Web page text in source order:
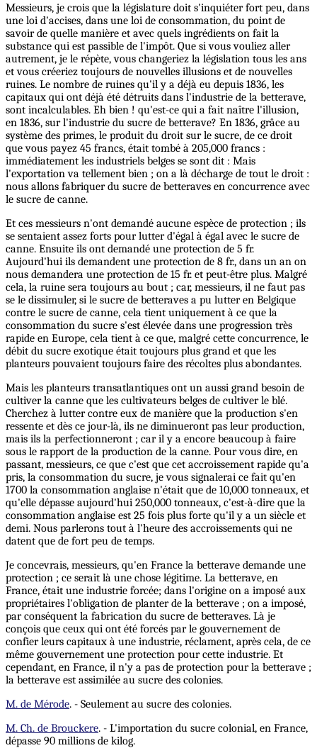
Messieurs, je crois que la législature doit s'inquiéter fort peu, dans
une loi d'accises, dans une loi de consommation, du point de
savoir de quelle manière et avec quels ingrédients on fait la
substance qui est passible de l'impôt. Que si vous vouliez aller
autrement, je le répète, vous changeriez la législation tous les ans
et vous créeriez toujours de nouvelles illusions et de nouvelles
ruines. Le nombre de ruines qu'il y a déjà eu depuis 1836, les
capitaux qui ont déjà été détruits dans l'industrie de la betterave,
sont incalculables. Eh bien ! qu'est-ce qui a fait naître l'illusion,
en 1836, sur l'industrie du sucre de betterave? En 1836, grâce au
système des primes, le produit du droit sur le sucre, de ce droit
que vous payez 45 francs, était tombé à 205,000 francs :
immédiatement les industriels belges se sont dit : Mais
l'exportation va tellement bien ; on a là décharge de tout le droit :
nous allons fabriquer du sucre de betteraves en concurrence avec
le sucre de canne.
Et ces messieurs n'ont demandé aucune espèce de protection ; ils
se sentaient assez forts pour lutter d'égal à égal avec le sucre de
canne. Ensuite ils ont demandé une protection de 5 fr.
Aujourd'hui ils demandent une protection de 8 fr., dans un an on
nous demandera une protection de 15 fr. et peut-être plus. Malgré
cela, la ruine sera toujours au bout ; car, messieurs, il ne faut pas
se le dissimuler, si le sucre de betteraves a pu lutter en Belgique
contre le sucre de canne, cela tient uniquement à ce que la
consommation du sucre s'est élevée dans une progression très
rapide en Europe, cela tient à ce que, malgré cette concurrence, le
débit du sucre exotique était toujours plus grand et que les
planteurs pouvaient toujours faire des récoltes plus abondantes.
Mais les planteurs transatlantiques ont un aussi grand besoin de
cultiver la canne que les cultivateurs belges de cultiver le blé.
Cherchez à lutter contre eux de manière que la production s'en
ressente et dès ce jour-là, ils ne diminueront pas leur production,
mais ils la perfectionneront ; car il y a encore beaucoup à faire
sous le rapport de la production de la canne. Pour vous dire, en
passant, messieurs, ce que c'est que cet accroissement rapide qu'a
pris, la consommation du sucre, je vous signalerai ce fait qu'en
1700 la consommation anglaise n'était que de 10,000 tonneaux, et
qu'elle dépasse aujourd'hui 250,000 tonneaux, c'est-à-dire que la
consommation anglaise est 25 fois plus forte qu'il y a un siècle et
demi. Nous parlerons tout à l'heure des accroissements qui ne
datent que de fort peu de temps.
Je concevrais, messieurs, qu'en France la betterave demande une
protection ; ce serait là une chose légitime. La betterave, en
France, était une industrie forcée; dans l'origine on a imposé aux
propriétaires l'obligation de planter de la betterave ; on a imposé,
par conséquent la fabrication du sucre de betteraves. Là je
conçois que ceux qui ont été forcés par le gouvernement de
confier leurs capitaux à une industrie, réclament, après cela, de ce
même gouvernement une protection pour cette industrie. Et
cependant, en France, il n'y a pas de protection pour la betterave ;
la betterave est assimilée au sucre des colonies.
M. de Mérode. - Seulement au sucre des colonies.
M. Ch. de Brouckere. - L'importation du sucre colonial, en France,
dépasse 90 millions de kilog.